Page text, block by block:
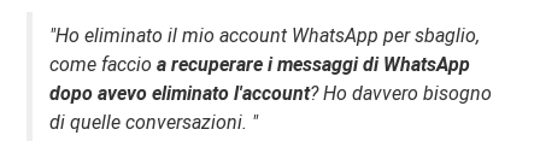
"Ho eliminato il mio account WhatsApp per sbaglio,
come faccio a recuperare i messaggi di WhatsApp
dopo avevo eliminato l'account? Ho davvero bisogno
di quelle conversazioni. "